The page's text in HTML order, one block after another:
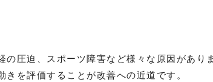
の圧迫、スポーツ障害など様々な原因があり
を評価することが改善への近道です。